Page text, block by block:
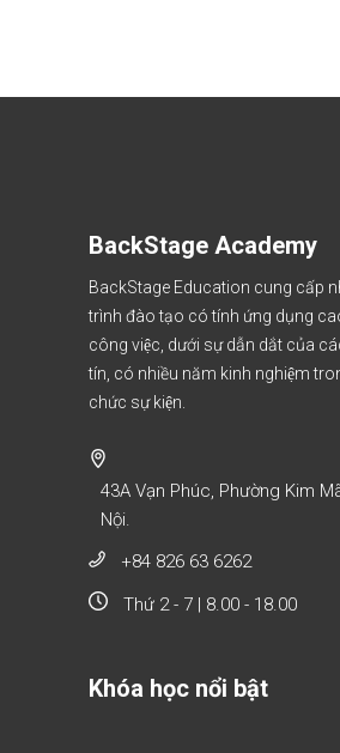
BackStage Academy
BackStage Education cung cấp
trình đào tạo có tính ứng dụng
công việc, dưới sự dẫn dắt của
tín, có nhiều năm kinh nghiệm
chức sự kiện.
43A Vạn Phúc, Phường Kim
Nội.
+84 826 63 6262
Thứ 2 - 7 | 8.00 - 18.00
Khóa học nổi bật